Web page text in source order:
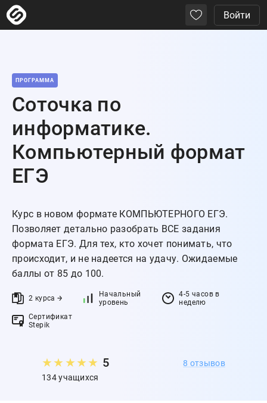
Войти
ПРОГРАММА
Соточка по
информатике.
Компьютерный формат
ЕГЭ
Курс в новом формате КОМПЬЮТЕРНОГО ЕГЭ.
Позволяет детально разобрать ВСЕ задания
формата ЕГЭ. Для тех, кто хочет понимать, что
происходит, и не надеется на удачу. Ожидаемые
баллы от 85 до 100.
2 курса
Начальный
уровень
4-5 часов в
неделю
Сертификат
Stepik
★★ ★★★ 5
8 отзывов
134 учащихся